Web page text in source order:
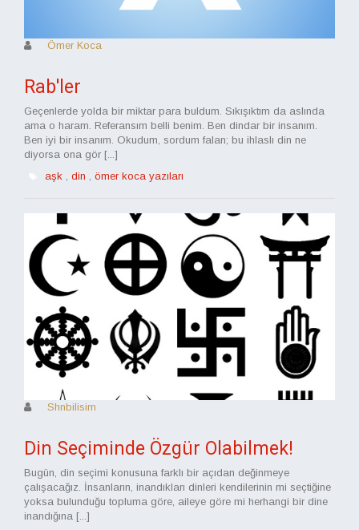
Ömer Koca
Rab'ler
Geçenlerde yolda bir miktar para buldum. Sıkışıktım da aslında
ama o haram. Referansım belli benim. Ben dindar bir insanım.
Ben iyi bir insanım. Okudum, sordum falan; bu ihlaslı din ne
diyorsa ona gör [...]
aşk
din ömer koca yazıları
Shnbilisim
Din Seçiminde Özgür Olabilmek!
Bugün, din seçimi konusuna farklı bir açıdan değinmeye
çalışacağız. İnsanların, inandıkları dinleri kendilerinin mi seçtiğine
yoksa bulunduğu topluma göre, aileye göre mi herhangi bir dine
inandığına [...]